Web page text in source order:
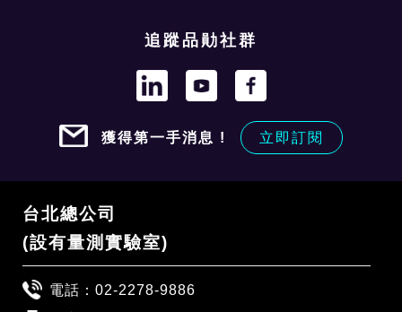
追蹤品勛社群
獲得第一手消息 ! 立即訂閱
台北總公司
(設有量測實驗室)
電話： 02-2278-9886